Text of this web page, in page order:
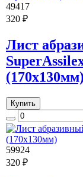
49417
320 ₽
Лист
(170х130мм)
Купить
59924
320 ₽